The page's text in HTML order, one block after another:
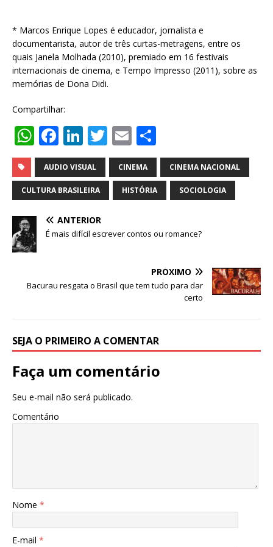
* Marcos Enrique Lopes é educador, jornalista e
documentarista, autor de três curtas-metragens, entre os
quais Janela Molhada (2010), premiado em 16 festivais
internacionais de cinema, e Tempo Impresso (2011), sobre as
memórias de Dona Didi.
Compartilhar:
W
h
at
s
A
p
p
F
a
c
e
b
o
Li
n
k
e
dI
n
T
w
it
te
E
m
ai
l
h
ar
e
AUDIO VISUAL CINEMA CINEMA NACIONAL
CULTURA BRASILEIRA HISTÓRIA SOCIOLOGIA
ANTERIOR
É mais difícil escrever contos ou romance?
PRÓXIMO
Bacurau resgata o Brasil que tem tudo para dar
certo
SEJA O PRIMEIRO A COMENTAR
Faça um comentário
Seu e-mail não será publicado.
Comentário
Nome *
E-mail *